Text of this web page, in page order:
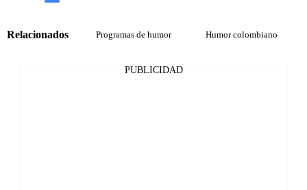
Relacionados Programas de humor Humor colombiano
PUBLICIDAD